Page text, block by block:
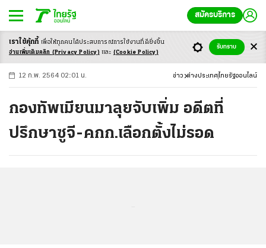
สมัครบริการ
-ก ก ก+
12 ก.พ. 2564 02:01 น. ข่าว ต่างประเทศ ไทยรัฐออนไลน์
กองทัพเมียนมาลุยจับเพิ่ม อดีตที่
ปรึกษาซูจี-คกก.เลือกตั้งไม่รอด
เราใช้คุ้กกี้ เพื่อให้ทุกคนได้ประสบการณ์การใช้งานที่ดียิ่งขึ้น
อ่านเพิ่มเติมคลิก (Privacy Policy) และ (Cookie Policy)
รับทราบ